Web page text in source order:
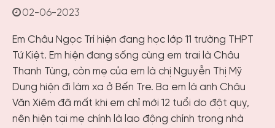
02-06-2023
Em Châu Ngọc Trí hiện đang học lớp 11 trường THPT
Tứ Kiệt. Em hiện đang sống cùng em trai là Châu
Thanh Tùng, còn mẹ của em là chị Nguyễn Thị Mỹ
Dung hiện đi làm xa ở Bến Tre. Ba em là anh Châu
Văn Xiêm đã mất khi em chỉ mới 12 tuổi do đột quỵ,
nên hiện tại mẹ chính là lao động chính trong nhà